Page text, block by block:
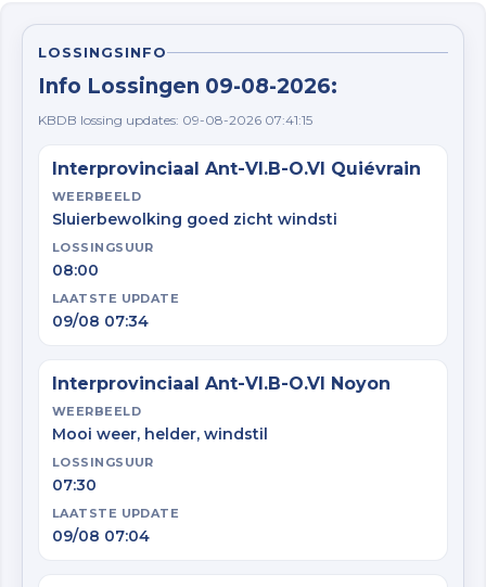
LOSSINGSINFO
Info Lossingen 09-08-2026:
KBDB lossing updates: 09-08-2026 07:41:15
Interprovinciaal Ant-Vl.B-O.Vl Quiévrain
WEERBEELD
Sluierbewolking goed zicht windsti
LOSSINGSUUR
08:00
LAATSTE UPDATE
09/08 07:34
Interprovinciaal Ant-Vl.B-O.Vl Noyon
WEERBEELD
Mooi weer, helder, windstil
LOSSINGSUUR
07:30
LAATSTE UPDATE
09/08 07:04